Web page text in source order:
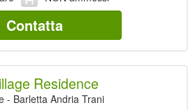
Contatta
Residence
- Barletta Andria Trani